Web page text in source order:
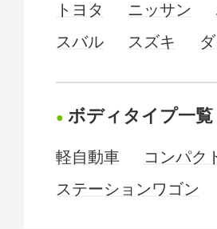
トヨタ ニッサン
スバル
スズキ
ボディタイプ一覧
軽自動車 コンパク
ステーションワゴン